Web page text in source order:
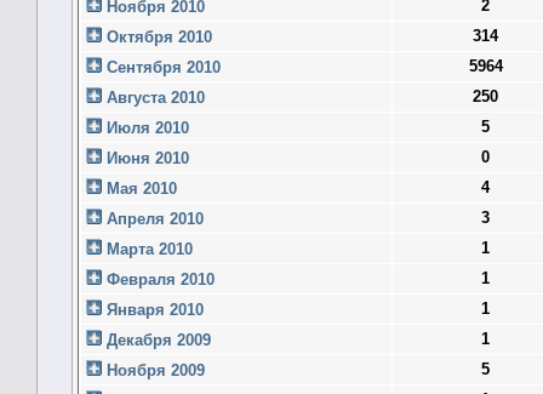
Ноября 2010
2
Октября 2010
314
Сентября 2010
5964
Августа 2010
250
Июля 2010
5
Июня 2010
0
Мая 2010
4
Апреля 2010
3
Марта 2010
1
Февраля 2010
1
Января 2010
1
Декабря 2009
1
Ноября 2009
5